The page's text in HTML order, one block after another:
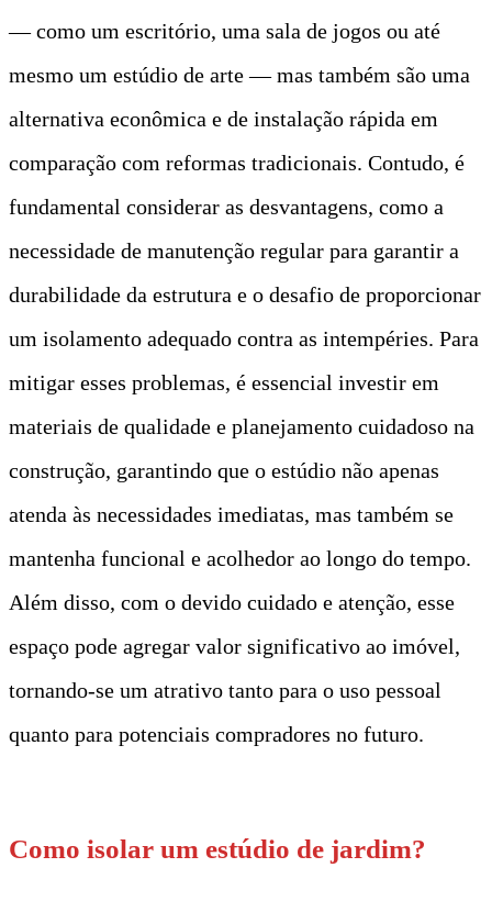
— como um escritório, uma sala de jogos ou até
mesmo um estúdio de arte — mas também são uma
alternativa econômica e de instalação rápida em
comparação com reformas tradicionais. Contudo, é
fundamental considerar as desvantagens, como a
necessidade de manutenção regular para garantir a
durabilidade da estrutura e o desafio de proporcionar
um isolamento adequado contra as intempéries. Para
mitigar esses problemas, é essencial investir em
materiais de qualidade e planejamento cuidadoso na
construção, garantindo que o estúdio não apenas
atenda às necessidades imediatas, mas também se
mantenha funcional e acolhedor ao longo do tempo.
Além disso, com o devido cuidado e atenção, esse
espaço pode agregar valor significativo ao imóvel,
tornando-se um atrativo tanto para o uso pessoal
quanto para potenciais compradores no futuro.
Como isolar um estúdio de jardim?